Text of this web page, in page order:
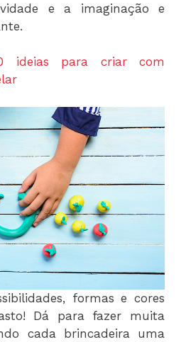
e a imaginação e
ideias para criar com
formas e cores
Dá para fazer muita
cada brincadeira uma